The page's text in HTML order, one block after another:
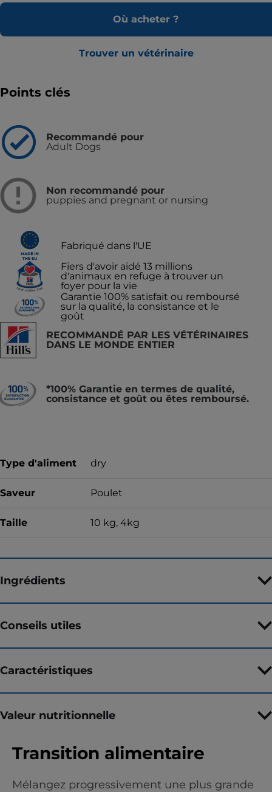
Où acheter ?
Trouver un vétérinaire
Points clés
Recommandé pour
Adult Dogs
Non recommandé pour
puppies and pregnant or nursing
Fabriqué dans l'UE
Fiers d'avoir aidé 13 millions
d'animaux en refuge à trouver un
foyer pour la vie
Garantie 100% satisfait ou remboursé
sur la qualité, la consistance et le
goût
RECOMMANDÉ PAR LES VÉTÉRINAIRES
DANS LE MONDE ENTIER
*100% Garantie en termes de qualité,
consistance et goût ou êtes remboursé.
Type d'aliment dry
Saveur Poulet
Taille 10 kg, 4kg
Ingrédients
Conseils utiles
Caractéristiques
Valeur nutritionnelle
Transition alimentaire
Mélangez progressivement une plus grande